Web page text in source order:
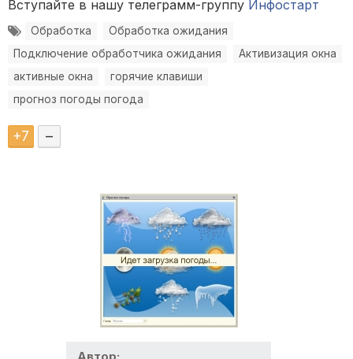
Вступайте в нашу телеграмм-группу Инфостарт
Обработка
Обработка ожидания
Подключение обработчика ожидания
Активизация окна
активные окна
горячие клавиши
прогноз погоды погода
+7 –